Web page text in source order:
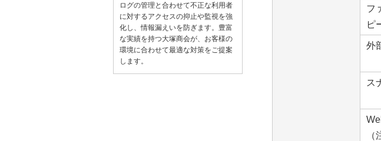
フ
ピ
外
ス
（
ログの管理と合わせて不正な利用者
に対するアクセスの抑止や監視を強
化し、情報漏えいを防ぎます。豊富
な実績を持つ大塚商会が、お客様の
環境に合わせて最適な対策をご提案
します。